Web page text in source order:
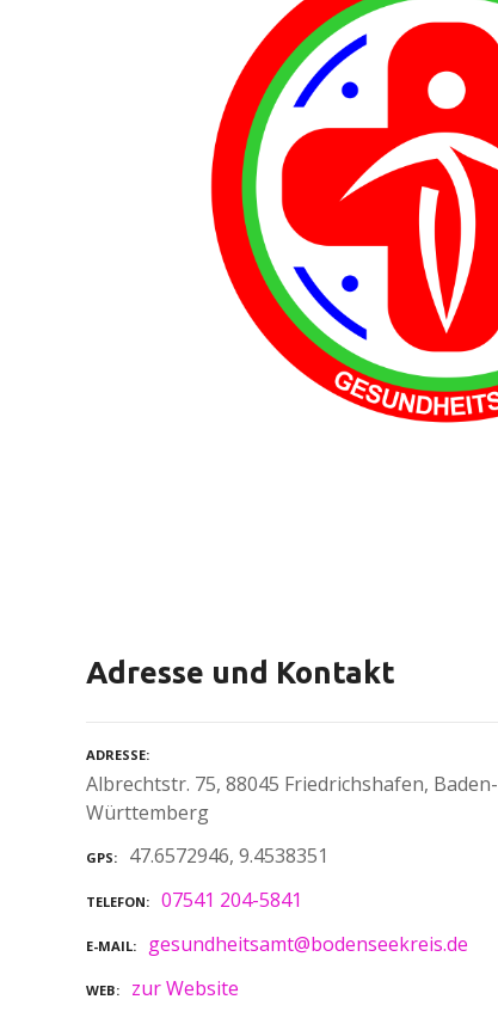
Adresse und Kontakt
ADRESSE
Albrechtstr. 75, 88045 Friedrichshafen, Baden-
Württemberg
GPS 47.6572946, 9.4538351
TELEFON 07541 204-5841
E-MAIL gesundheitsamt@bodenseekreis.de
WEB zur Website